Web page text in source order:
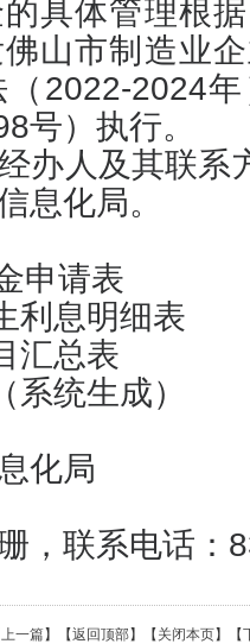
的具体管理根
山市制造业
2022-2024
号）执行。
办人及其联
息化局。
申请表
息明细表
总表
统生成）
化局
，联系电话：
上一篇】【返回顶部】【 关闭本页】【